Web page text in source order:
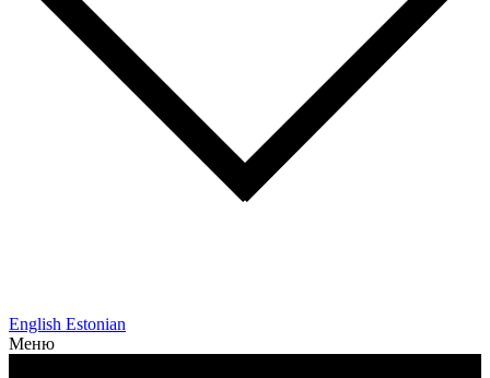
English Estonian
Меню